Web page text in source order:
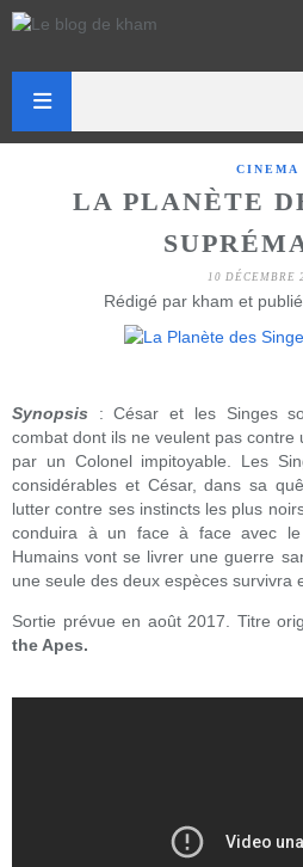
CINEMA
LA PLANÈTE
10 DÉCEMBRE
Rédigé par kham et
Synopsis : César et les Singes
combat dont ils ne veulent pas contre
par un Colonel impitoyable. Les
considérables et César, dans sa
lutter contre ses instincts les plus
conduira à un face à face avec
Humains vont se livrer une guerre
une seule des deux espèces survivra
Sortie prévue en août 2017. Titre
the Apes.